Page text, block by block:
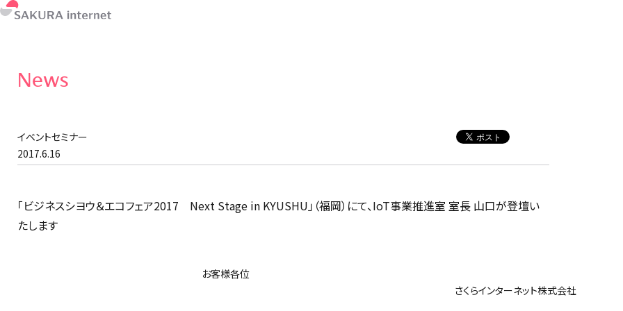
News
イベントセミナー
2017.6.16
「ビジネスシヨウ＆エコフェア2017 Next Stage in KYUSHU」（福岡）にて、IoT事業推進室 室長 山口が登壇い
たします
お客様各位
さくらインターネット株式会社